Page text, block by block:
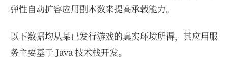
弹性自动扩容应用副本数来提高承载能力。
以下数据均从某已发行游戏的真实环境所得，其应用服
务主要基于 Java 技术栈开发。